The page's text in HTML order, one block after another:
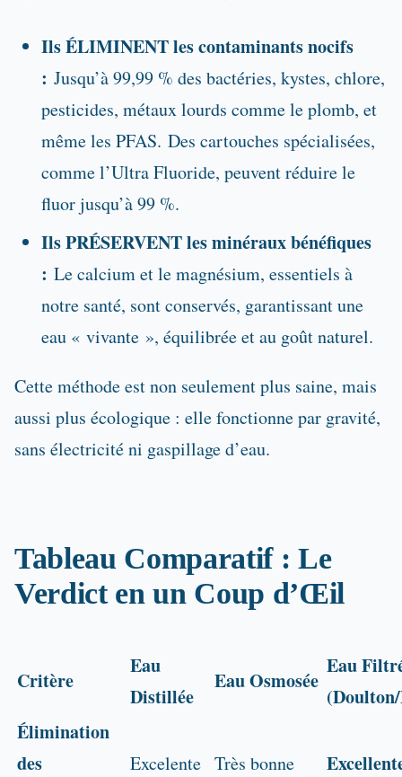
Ils ÉLIMINENT les contaminants nocifs
: Jusqu’à 99,99 % des bactéries, kystes, chlore,
pesticides, métaux lourds comme le plomb, et
même les PFAS. Des cartouches spécialisées,
comme l’Ultra Fluoride, peuvent réduire le
fluor jusqu’à 99 %.
Ils PRÉSERVENT les minéraux bénéfiques
: Le calcium et le magnésium, essentiels à
notre santé, sont conservés, garantissant une
eau « vivante », équilibrée et au goût naturel.
Cette méthode est non seulement plus saine, mais
aussi plus écologique : elle fonctionne par gravité,
sans électricité ni gaspillage d’eau.
Tableau Comparatif : Le
Verdict en un Coup d’Œil
Critère
Eau
Distillée
Eau Osmosée
Eau
Élimination
des
Excelente Très bonne